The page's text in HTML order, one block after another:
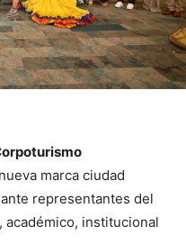
marca ciudad
ante representantes del
institucional